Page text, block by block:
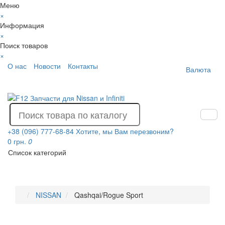
Меню
×
Информация
×
Поиск товаров
×
О нас
Новости Контакты Валюта
+38 (096) 777-68-84 Хотите, мы Вам перезвоним?
0 грн. 0
Список категорий
NISSAN Qashqai/Rogue Sport